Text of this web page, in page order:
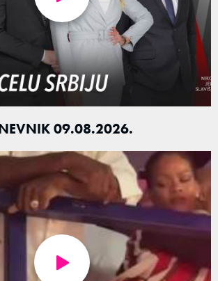
09.08.2026.